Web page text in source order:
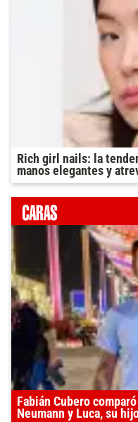
Rich girl nails: la
manos elegantes y
Fabián Cubero
Neumann y Luca, su